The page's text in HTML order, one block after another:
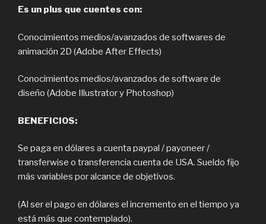
Es un plus que cuentes con:
Conocimientos medios/avanzados de softwares de
animación 2D (Adobe After Effects)
Conocimientos medios/avanzados de software de
diseño (Adobe Illustrator y Photoshop)
BENEFICIOS:
Se paga en dólares a cuenta paypal / payoneer /
transferwise o transferencia cuenta de USA. Sueldo fijo
más variables por alcance de objetivos.
(Al ser el pago en dólares el incremento en el tiempo ya
está más que contemplado).